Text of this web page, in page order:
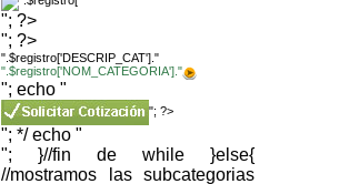
"; ?>
"; ?>
".$registro['DESCRIP_CAT']."
".$registro['NOM_CATEGORIA']."
"; echo "
"; ?>
"; */ echo "
"; }//fin de while }else{
//mostramos las subcategorias